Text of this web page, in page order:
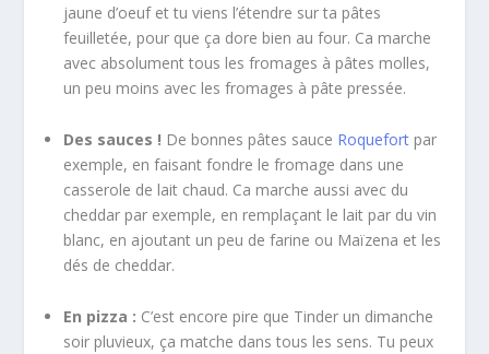
jaune d’oeuf et tu viens l’étendre sur ta pâtes
feuilletée, pour que ça dore bien au four. Ca marche
avec absolument tous les fromages à pâtes molles,
un peu moins avec les fromages à pâte pressée.
Des sauces ! De bonnes pâtes sauce Roquefort par
exemple, en faisant fondre le fromage dans une
casserole de lait chaud. Ca marche aussi avec du
cheddar par exemple, en remplaçant le lait par du vin
blanc, en ajoutant un peu de farine ou Maïzena et les
dés de cheddar.
En pizza : C’est encore pire que Tinder un dimanche
soir pluvieux, ça matche dans tous les sens. Tu peux